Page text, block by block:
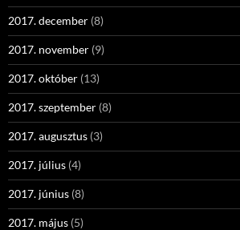
2017. december (8)
2017. november (9)
2017. október (13)
2017. szeptember (8)
2017. augusztus (3)
2017. július (4)
2017. június (8)
2017. május (5)